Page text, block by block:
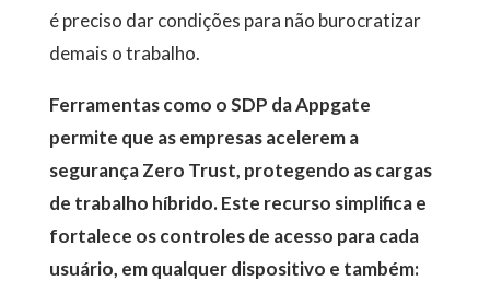
é preciso dar condições para não burocratizar
demais o trabalho.
Ferramentas como o SDP da Appgate
permite que as empresas acelerem a
segurança Zero Trust, protegendo as cargas
de trabalho híbrido. Este recurso simplifica e
fortalece os controles de acesso para cada
usuário, em qualquer dispositivo e também: